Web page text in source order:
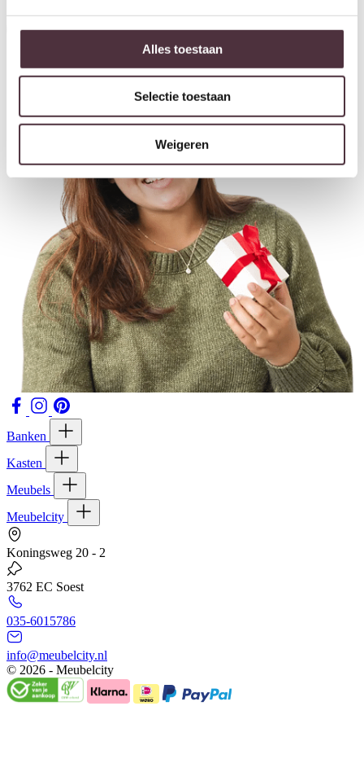
Alles toestaan
Selectie toestaan
Weigeren
Inschrijven
Banken
Kasten
Meubels
Meubelcity
Koningsweg 20 - 2
3762 EC Soest
035-6015786
info@meubelcity.nl
© 2026 - Meubelcity